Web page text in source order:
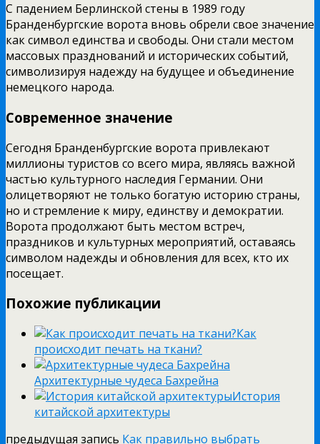
С падением Берлинской стены в 1989 году
Бранденбургские ворота вновь обрели свое значение
как символ единства и свободы. Они стали местом
массовых празднований и исторических событий,
символизируя надежду на будущее и объединение
немецкого народа.
Современное значение
Сегодня Бранденбургские ворота привлекают
миллионы туристов со всего мира, являясь важной
частью культурного наследия Германии. Они
олицетворяют не только богатую историю страны,
но и стремление к миру, единству и демократии.
Ворота продолжают быть местом встреч,
праздников и культурных мероприятий, оставаясь
символом надежды и обновления для всех, кто их
посещает.
Похожие публикации
Как
происходит печать на ткани?
Архитектурные чудеса Бахрейна
История
китайской архитектуры
предыдущая запись Как правильно выбрать